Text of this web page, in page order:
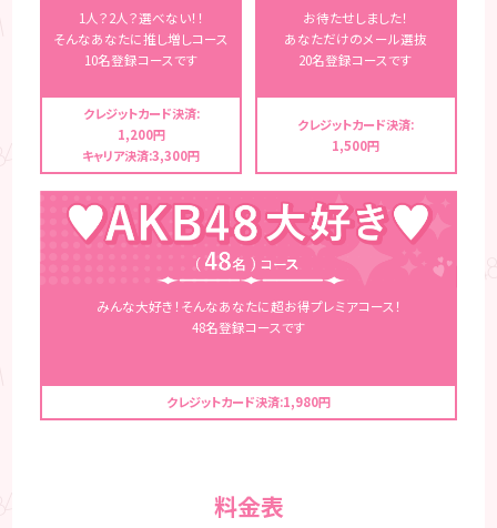
1人？2人？選べない！！
そんなあなたに推し増しコース
10名登録コースです
クレジットカード決済:
1,200円
キャリア決済:3,300円
お待たせしました！
あなただけのメール選抜
20名登録コースです
クレジットカード決済:
1,500円
みんな大好き！そんなあなたに超お得プレミアコース！
48名登録コースです
クレジットカード決済:1,980円
料金表